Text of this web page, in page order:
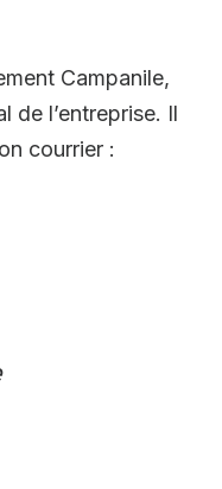
Campanile,
de l’entreprise. Il
courrier :